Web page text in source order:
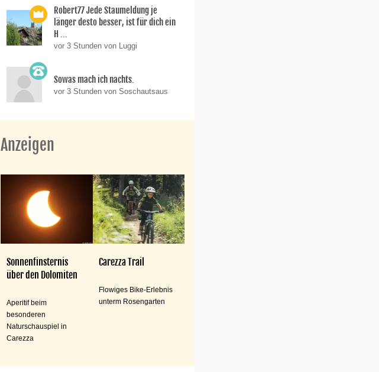
Robert77 Jede Staumeldung je
länger desto besser, ist für dich ein
H ...
vor 3 Stunden von Luggi
Sowas mach ich nachts.
vor 3 Stunden von Soschautsaus
Anzeigen
Sonnenfinsternis
über den Dolomiten
Aperitif beim
besonderen
Naturschauspiel in
Carezza
Carezza Trail
Flowiges Bike-Erlebnis
unterm Rosengarten